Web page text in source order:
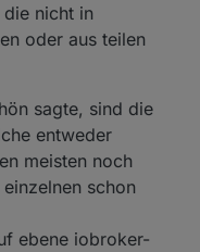
nicht in
oder aus teilen
sagte, sind die
entweder
meisten noch
schon
ebene iobroker-